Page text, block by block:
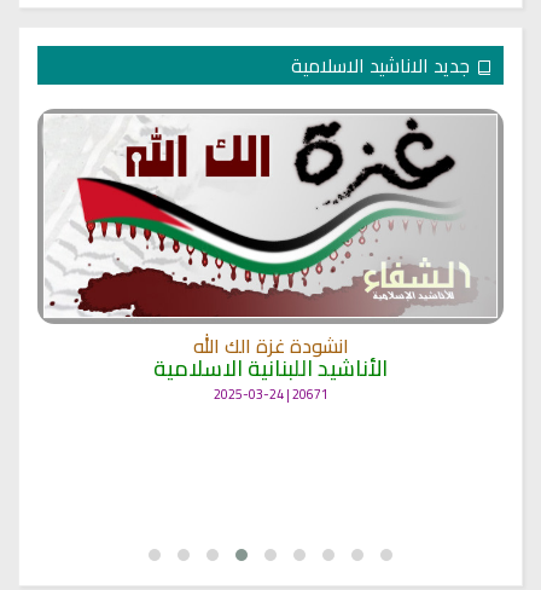
جديد الاناشيد الاسلامية
انشودة غزة الك الله
الأناشيد اللبنانية الاسلامية
20671 | 2025-03-24